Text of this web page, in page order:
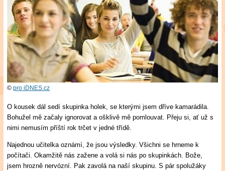
©pro iDNES.cz
O kousek dál sedí skupinka holek, se kterými jsem dříve kamarádila.
Bohužel mě začaly ignorovat a ošklivě mě pomlouvat. Přeju si, ať už s
nimi nemusím příští rok trčet v jedné třídě.
Najednou učitelka oznámí, že jsou výsledky. Všichni se hrneme k
počítači. Okamžitě nás zažene a volá si nás po skupinkách. Bože,
jsem hrozně nervózní. Pak zavolá na naší skupinu. S pár spolužáky